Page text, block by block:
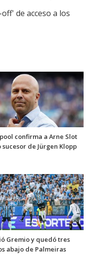
de acceso a los
confirma a Arne Slot
sucesor de Jürgen Klopp
Gremio y quedó tres
abajo de Palmeiras